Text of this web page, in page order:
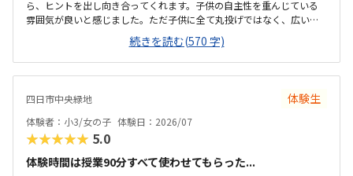
ら、ヒントを出し向き合ってくれます。子供の自主性を重んじている
雰囲気が良いと感じました。ただ子供に全て丸投げではなく、広い机
の上に「教科書とキットをどこに置いたらやりやすいかな？」と声を
かけてくださり、そこから自分で考えていました。ロボット作りもヒ
ントをいただきながら、自分で教科書を読んで作り上げていました。
駅近くですが、静かな環境です。急な坂道があるので、暑い夏など、重
できました。入室したら必ず手を洗うルールも良いです。教室にある
教科書などもきちんと整理整頓されています。キット代が兄弟割引で
半額になりました。入会金も無料に。欲を言えば、...
続きを読む(570 字)
四日市中央緑地 体験生
体験者：小3/女の子 体験日：2026/07
★★★★★ 5.0
体験時間は授業90分すべて使わせてもらった...